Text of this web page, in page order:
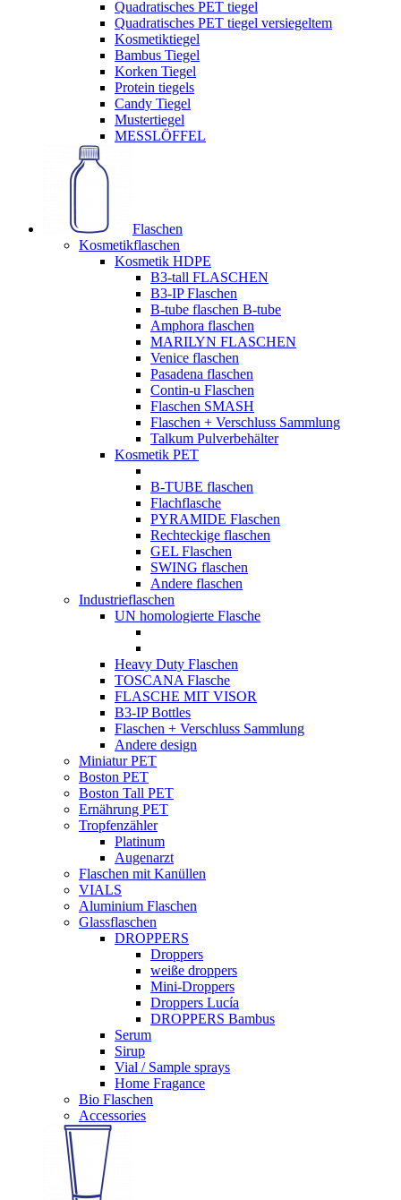
Quadratisches PET tiegel
Quadratisches PET tiegel versiegeltem
Kosmetiktiegel
Bambus Tiegel
Korken Tiegel
Protein tiegels
Candy Tiegel
Mustertiegel
MESSLÖFFEL
Flaschen
Kosmetikflaschen
Kosmetik HDPE
B3-tall FLASCHEN
B3-IP Flaschen
B-tube flaschen B-tube
Amphora flaschen
MARILYN FLASCHEN
Venice flaschen
Pasadena flaschen
Contin-u Flaschen
Flaschen SMASH
Flaschen + Verschluss Sammlung
Talkum Pulverbehälter
Kosmetik PET
B-TUBE flaschen
Flachflasche
PYRAMIDE Flaschen
Rechteckige flaschen
GEL Flaschen
SWING flaschen
Andere flaschen
Industrieflaschen
UN homologierte Flasche
Heavy Duty Flaschen
TOSCANA Flasche
FLASCHE MIT VISOR
B3-IP Bottles
Flaschen + Verschluss Sammlung
Andere design
Miniatur PET
Boston PET
Boston Tall PET
Ernährung PET
Tropfenzähler
Platinum
Augenarzt
Flaschen mit Kanüllen
VIALS
Aluminium Flaschen
Glassflaschen
DROPPERS
Droppers
weiße droppers
Mini-Droppers
Droppers Lucía
DROPPERS Bambus
Serum
Sirup
Vial / Sample sprays
Home Fragance
Bio Flaschen
Accessories